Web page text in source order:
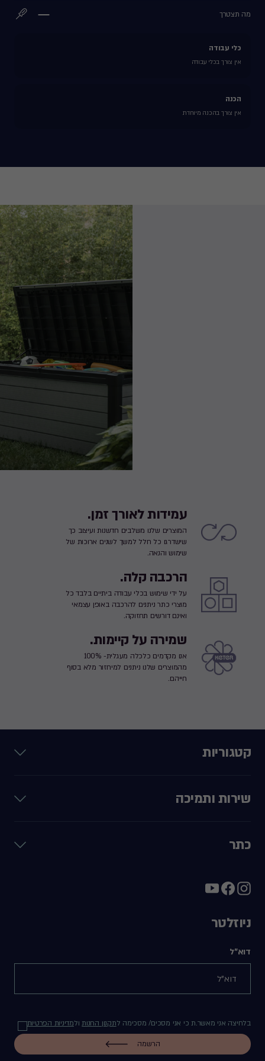
מה תצטרך
כלי עבודה
אין צורך בכלי עבודה
הכנה
אין צורך בהכנה מיוחדת
עמידות לאורך זמן.
המוצרים שלנו משלבים חדשנות ועיצוב כך
שישדרגו כל חלל למשך לשנים ארוכות של
שימוש והנאה.
הרכבה קלה.
על ידי שימוש בכלי עבודה ביתיים בלבד כל
מוצרי כתר ניתנים להרכבה באופן עצמאי
ואינם דורשים תחזוקה.
שמירה על קיימות.
אנו מקדמים כלכלה מעגלית- 100%
מהמוצרים שלנו ניתנים למיחזור מלא בסוף
חייהם.
קטגוריות
שירות ותמיכה
כתר
ניוזלטר
דוא"ל
בלחיצה אני מאשר.ת כי אני מסכים/ מסכימה לתקנון החנותולמדיניות הפרטיות
הרשמה